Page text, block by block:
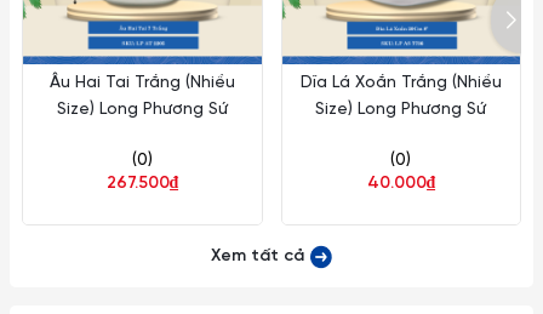
Âu Hai Tai Trắng (Nhiều
Size) Long Phương Sứ
(0)
267.500₫
Dĩa Lá Xoắn Trắng (Nhiều
Size) Long Phương Sứ
(0)
40.000₫
Xem tất cả